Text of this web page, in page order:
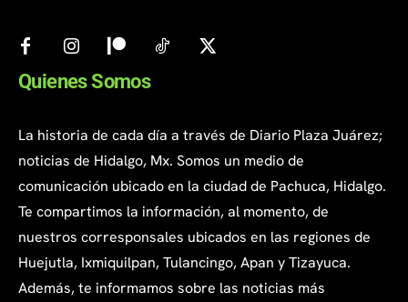
Quienes Somos
La historia de cada día a través de Diario Plaza Juárez;
noticias de Hidalgo, Mx. Somos un medio de
comunicación ubicado en la ciudad de Pachuca, Hidalgo.
Te compartimos la información, al momento, de
nuestros corresponsales ubicados en las regiones de
Huejutla, Ixmiquilpan, Tulancingo, Apan y Tizayuca.
Además, te informamos sobre las noticias más